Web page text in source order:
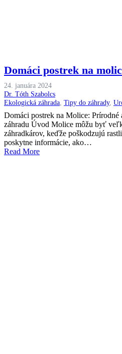
Domáci postrek na
24. januára 2024
Dr. Tóth Szabolcs
Ekologická záhrada, Tipy do záhrady,
Domáci postrek na Molice: Prírodné
záhradu Úvod Molice môžu byť
záhradkárov, keďže poškodzujú
poskytne informácie, ako…
Read More